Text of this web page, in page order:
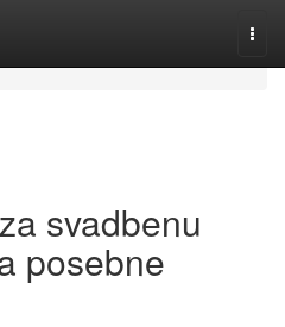
svadbenu
posebne